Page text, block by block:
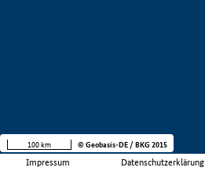
Impressum Datenschutzerklärung
100 km © Geobasis-DE / BKG 2015